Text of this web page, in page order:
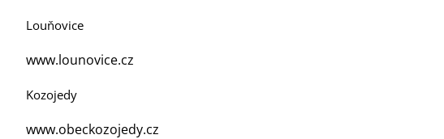
Louňovice
www.lounovice.cz
Kozojedy
www.obeckozojedy.cz